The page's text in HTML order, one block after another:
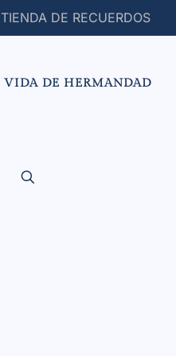
TIENDA DE RECUERDOS
VIDA DE HERMANDAD